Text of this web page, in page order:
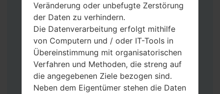
Veränderung oder unbefugte Zerstörung
der Daten zu verhindern.
Die Datenverarbeitung erfolgt mithilfe
von Computern und / oder IT-Tools in
Übereinstimmung mit organisatorischen
Verfahren und Methoden, die streng auf
die angegebenen Ziele bezogen sind.
Neben dem Eigentümer stehen die Daten